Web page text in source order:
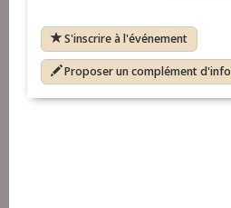
S'inscrire à l'événement
Proposer un complément d'info